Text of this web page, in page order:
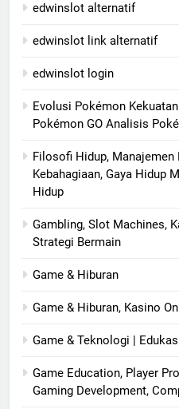
edwinslot alternatif
edwinslot link alternatif
edwinslot login
Evolusi Pokémon
Pokémon GO Analisis
Filosofi Hidup, Manajemen
Kebahagiaan, Gaya Hidup
Hidup
Gambling, Slot Machines,
Strategi Bermain
Game & Hiburan
Game & Hiburan, Kasino
Game & Teknologi |
Game Education, Player
Gaming Development,